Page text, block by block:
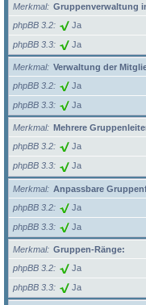
Merkmal
Gruppenverwaltung
phpBB 3.2
Ja
phpBB 3.3 Ja
Merkmal
Verwaltung der
phpBB 3.2
Ja
phpBB 3.3 Ja
Merkmal
Mehrere
phpBB 3.2
Ja
phpBB 3.3 Ja
Merkmal
Anpassbare
phpBB 3.2
Ja
phpBB 3.3 Ja
Merkmal
Gruppen-Ränge:
phpBB 3.2
Ja
phpBB 3.3 Ja